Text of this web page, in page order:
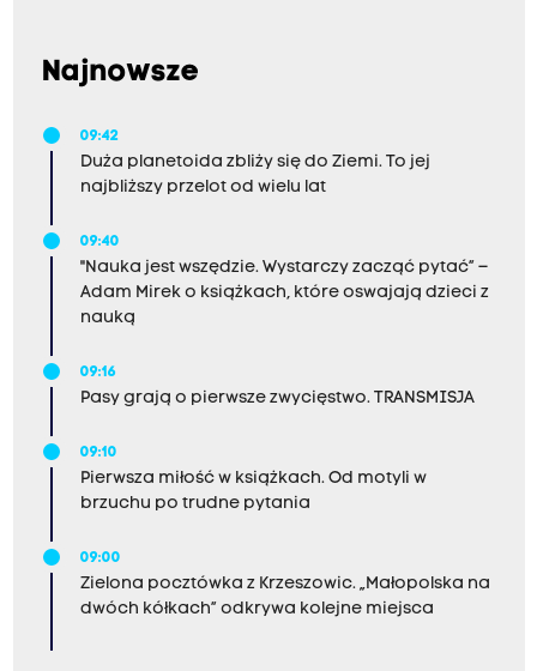
Najnowsze
09:42
Duża planetoida zbliży się do Ziemi. To jej
najbliższy przelot od wielu lat
09:40
"Nauka jest wszędzie. Wystarczy zacząć pytać” –
Adam Mirek o książkach, które oswajają dzieci z
nauką
09:16
Pasy grają o pierwsze zwycięstwo. TRANSMISJA
09:10
Pierwsza miłość w książkach. Od motyli w
brzuchu po trudne pytania
09:00
Zielona pocztówka z Krzeszowic. „Małopolska na
dwóch kółkach” odkrywa kolejne miejsca